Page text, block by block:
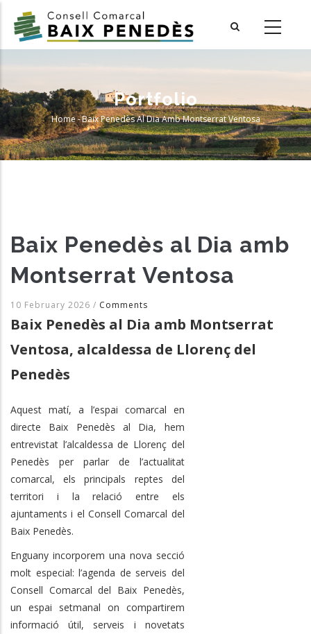
main
Portfolio
Breadcrumb
Home-Baix Penedès Al Dia Amb Montserrat Ventosa
Baix Penedès al Dia amb
Montserrat Ventosa
10 February 2026 / Comments
Baix Penedès al Dia amb Montserrat
Ventosa, alcaldessa de Llorenç del
Penedès
Aquest matí, a l’espai comarcal en
directe Baix Penedès al Dia, hem
entrevistat l’alcaldessa de Llorenç del
Penedès per parlar de l’actualitat
comarcal, els principals reptes del
territori i la relació entre els
ajuntaments i el Consell Comarcal del
Baix Penedès.
Enguany incorporem una nova secció
molt especial: l’agenda de serveis del
Consell Comarcal del Baix Penedès,
un espai setmanal on compartirem
informació útil, serveis i novetats